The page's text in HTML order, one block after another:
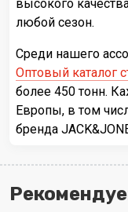
высокого
любой сезон.
Среди нашего
Оптовый каталог
более 450 тонн.
Европы, в том
бренда